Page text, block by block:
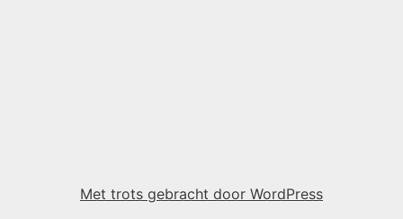
Met trots gebracht door WordPress